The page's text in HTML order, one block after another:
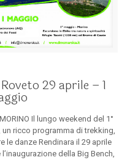
29 aprile – 1
Il lungo weekend del 1°
ricco programma di trekking,
le danze Rendinara il 29 aprile
della Big Bench,